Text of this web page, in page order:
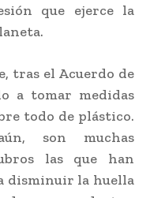
que ejerce la
tras el Acuerdo de
a tomar medidas
todo de plástico.
son muchas
las que han
disminuir la huella